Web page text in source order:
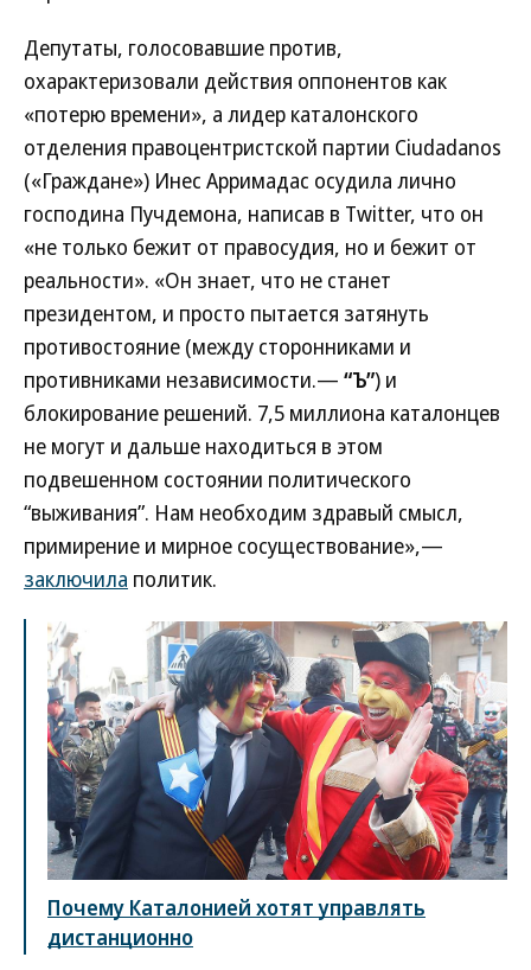
Депутаты, голосовавшие против,
охарактеризовали действия оппонентов как
«потерю времени», а лидер каталонского
отделения правоцентристской партии Ciudadanos
(«Граждане») Инес Арримадас осудила лично
господина Пучдемона, написав в Twitter, что он
«не только бежит от правосудия, но и бежит от
реальности». «Он знает, что не станет
президентом, и просто пытается затянуть
противостояние (между сторонниками и
противниками независимости.— “Ъ”) и
блокирование решений. 7,5 миллиона каталонцев
не могут и дальше находиться в этом
подвешенном состоянии политического
“выживания”. Нам необходим здравый смысл,
примирение и мирное сосуществование»,—
заключила политик.
Почему Каталонией хотят управлять
дистанционно